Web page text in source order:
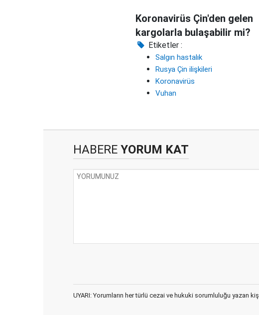
Koronavirüs Çin'den gelen
kargolarla bulaşabilir mi?
Etiketler :
Salgın hastalık
Rusya Çin ilişkileri
Koronavirüs
Vuhan
HABERE YORUM KAT
UYARI: Yorumların her türlü cezai ve hukuki sorumluluğu yazan